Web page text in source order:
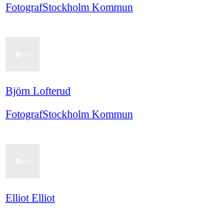
FotografStockholm Kommun
Björn Lofterud
FotografStockholm Kommun
Elliot Elliot